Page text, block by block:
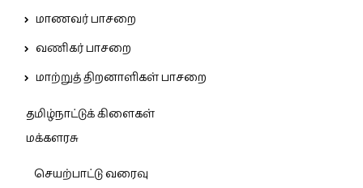
மாணவர் பாசறை
வணிகர் பாசறை
மாற்றுத் திறனாளிகள் பாசறை
தமிழ்நாட்டுக் கிளைகள்
மக்களரசு
செயற்பாட்டு வரைவு